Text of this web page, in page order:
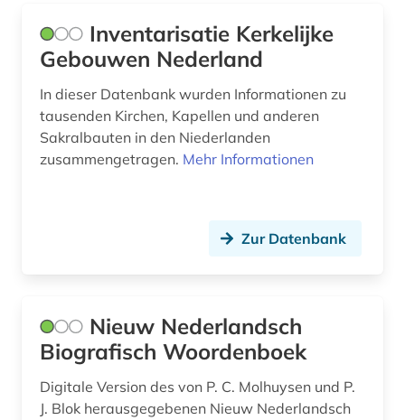
sumatra (1)
surinam (1)
theologe (1)
unternehmen (1)
unternehmer (1)
verenigde oostindische compagnie (1)
vertrag (1)
verzeichnis (1)
veröffentlichung (1)
Inventarisatie Kerkelijke
Gebouwen Nederland
In dieser Datenbank wurden Informationen zu
tausenden Kirchen, Kapellen und anderen
Sakralbauten in den Niederlanden
zusammengetragen. Mehr Informationen
Zur Datenbank
Nieuw Nederlandsch
Biografisch Woordenboek
Digitale Version des von P. C. Molhuysen und P.
J. Blok herausgegebenen Nieuw Nederlandsch